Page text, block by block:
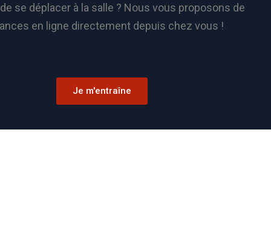
se déplacer à la salle ? Nous vous proposons de
en ligne directement depuis chez vous !
Je m'entraîne